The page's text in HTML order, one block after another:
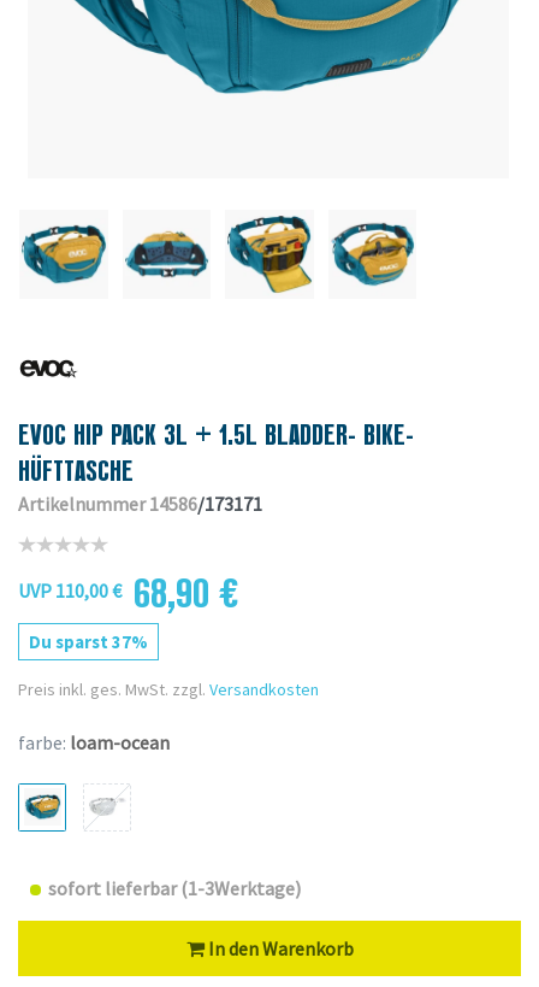
EVOC HIP PACK 3L + 1.5L BLADDER- BIKE-
HÜFTTASCHE
Artikelnummer 14586/173171
UVP 110,00 € 68,90 €
Du sparst 37%
Preis inkl. ges. MwSt. zzgl. Versandkosten
farbe: loam-ocean
sofort lieferbar (1-3Werktage)
In den Warenkorb